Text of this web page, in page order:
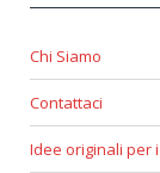
Chi Siamo
Contattaci
Idee originali per